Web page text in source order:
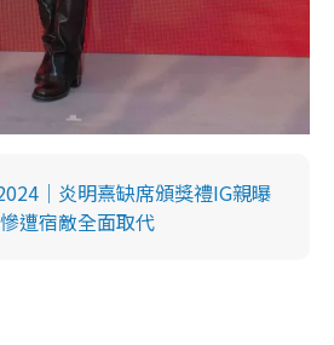
｜炎明熹缺席頒獎禮IG親曝
遭宿敵全面取代